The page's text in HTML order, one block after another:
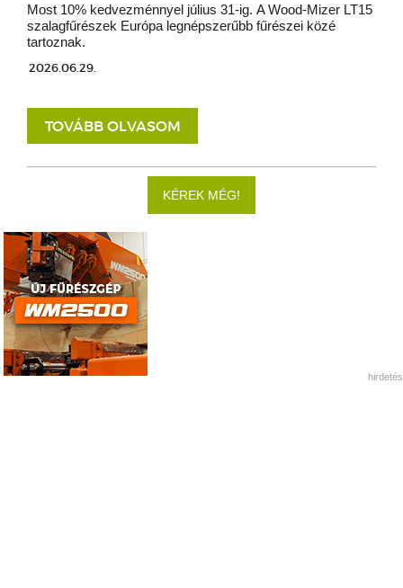
Most 10% kedvezménnyel július 31-ig. A Wood-Mizer LT15
szalagfűrészek Európa legnépszerűbb fűrészei közé
tartoznak.
2026.06.29.
TOVÁBB OLVASOM
KÉREK MÉG!
hirdetés